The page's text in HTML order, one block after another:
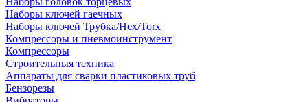
Наборы ключей гаечных
Наборы ключей Трубка/Hex/Torx
Компрессоры и пневмоинструмент
Компрессоры
Строительныя техника
Аппараты для сварки пластиковых труб
Бензорезы